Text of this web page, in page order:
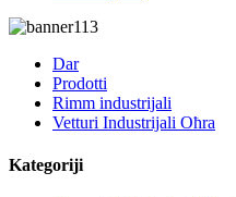
Dar
Prodotti
Rimm industrijali
Vetturi Industrijali Oħra
Kategoriji